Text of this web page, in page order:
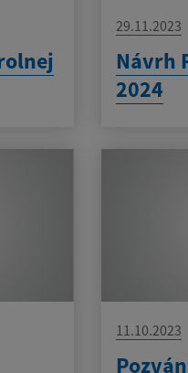
29.11.2023
Návrh
2024
11.10.2023